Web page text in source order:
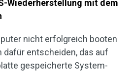
Wiederherstellung mit dem
nicht erfolgreich booten
dafür entscheiden, das auf
gespeicherte System-